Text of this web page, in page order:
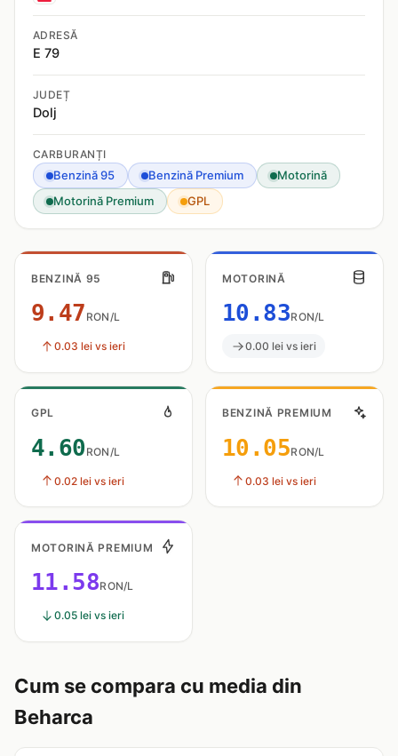
ADRESĂ
E 79
JUDEȚ
Dolj
CARBURANȚI
Benzină 95 Benzină Premium
Motorină
Motorină Premium
GPL
BENZINĂ 95
9.47 RON/L
0.03 lei vs ieri
MOTORINĂ
10.83RON/L
0.00 lei vs ieri
GPL
4.60 RON/L
0.02 lei vs ieri
BENZINĂ PREMIUM
10.05RON/L
0.03 lei vs ieri
MOTORINĂ PREMIUM
11.58RON/L
0.05 lei vs ieri
Cum se compara cu media din
Beharca